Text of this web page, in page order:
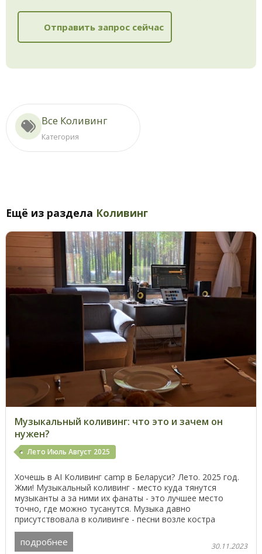
Отправить запрос сейчас
Все Коливинг
Категория
Ещё из раздела Коливинг
Музыкальный коливинг: что это и зачем он
нужен?
Лето Июль Август 2025
Хочешь в AI Коливинг camp в Беларуси? Лето. 2025 год.
Жми! Музыкальный коливинг - место куда тянутся
музыканты а за ними их фанаты - это лучшее место
точно, где можно тусанутся. Музыка давно
присутствовала в коливинге - песни возле костра
собирали ...
подробнее 30.11.2023